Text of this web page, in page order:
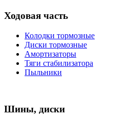
Ходовая часть
Колодки тормозные
Диски тормозные
Амортизаторы
Тяги стабилизатора
Пыльники
Шины, диски